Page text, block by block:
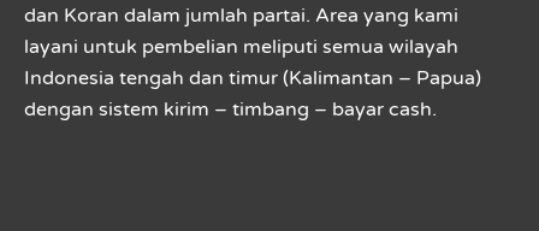
dan Koran dalam jumlah partai. Area yang kami
layani untuk pembelian meliputi semua wilayah
Indonesia tengah dan timur (Kalimantan – Papua)
dengan sistem kirim – timbang – bayar cash.